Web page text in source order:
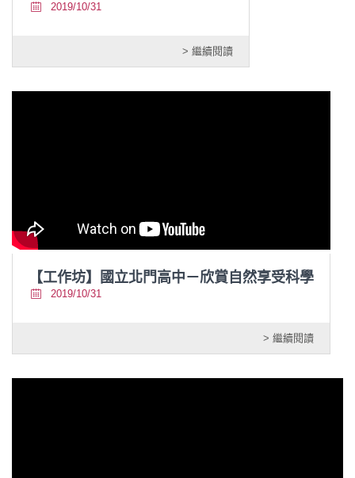
2019/10/31
> 繼續閱讀
【工作坊】國立北門高中－欣賞自然享受科學
2019/10/31
> 繼續閱讀